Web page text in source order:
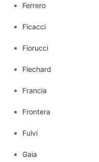
Ferrero
Ficacci
Fiorucci
Flechard
Francia
Frontera
Fulvi
Gaia